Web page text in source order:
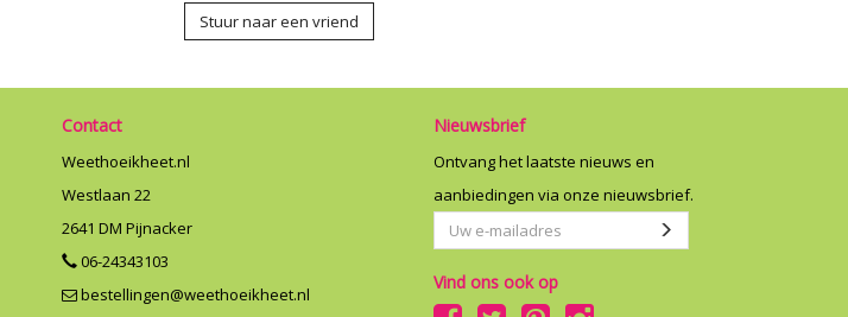
Stuur naar een vriend
Contact
Weethoeikheet.nl
Westlaan 22
2641 DM Pijnacker
06-24343103
bestellingen@weethoeikheet.nl
Nieuwsbrief
Ontvang het laatste nieuws en
aanbiedingen via onze nieuwsbrief.
Uw
mailadres
Vind ons ook op